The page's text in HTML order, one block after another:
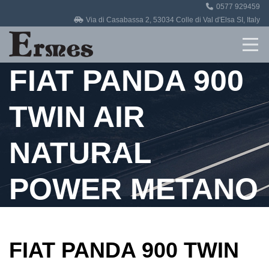
0577 929459
Via di Casabassa 2, 53034 Colle di Val d'Elsa SI, Italy
Revisioni
Officina
Auto in vendita
Contatti
FIAT PANDA 900
TWIN AIR
NATURAL
POWER METANO
FIAT PANDA 900 TWIN